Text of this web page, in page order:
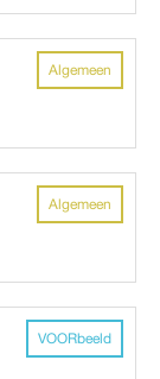
Algemeen
Algemeen
VOORbeeld